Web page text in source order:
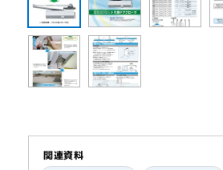
ル
メ
デ
ィ
ア
く
関連資料